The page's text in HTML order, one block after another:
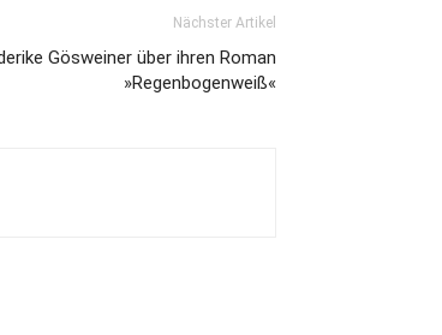
Nächster Artikel
Gösweiner über ihren Roman
»Regenbogenweiß«